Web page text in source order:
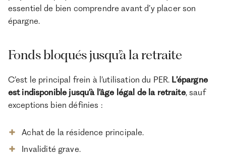
essentiel de bien comprendre avant d’y placer son
épargne.
Fonds bloqués jusqu’à la retraite
C’est le principal frein à l’utilisation du PER. L’épargne
est indisponible jusqu’à l’âge légal de la retraite, sauf
exceptions bien définies :
Achat de la résidence principale.
Invalidité grave.